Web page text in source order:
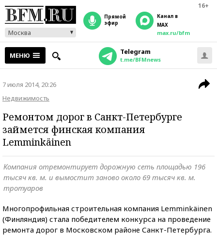
16+
Москва
прямой
эфир
Канал в
MAX
max.ru/bfm
МЕНЮ Telegram
t.me/BFMnews
7 июля 2014, 20:26
Недвижимость
Ремонтом дорог в Санкт-Петербурге
займется финская компания
Lemminkäinen
Компания отремонтирует дорожную сеть площадью 196
тысяч кв. м. и вымостит заново около 69 тысяч кв. м.
тротуаров
Многопрофильная строительная компания Lemminkäinen
(Финляндия) стала победителем конкурса на проведение
ремонта дорог в Московском районе Санкт-Петербурга.